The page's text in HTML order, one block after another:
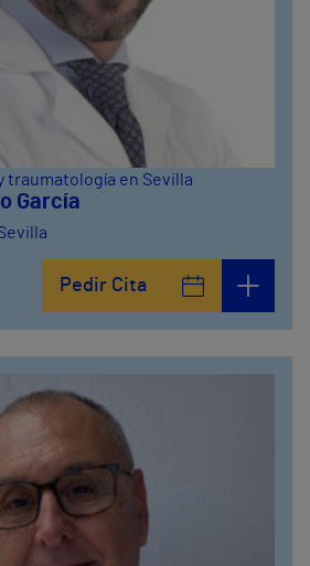
traumatología en Sevilla
García
Pedir Cita